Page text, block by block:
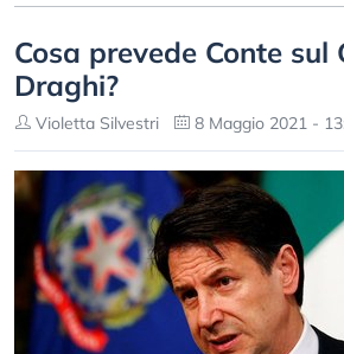
Cosa prevede Conte sul
Draghi?
Violetta Silvestri 8 Maggio 2021 -